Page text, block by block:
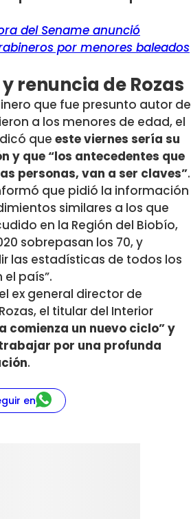
del Sename anunció
por menores baleados
renuncia de Rozas
que fue presunto autor de
a los menores de edad, el
que este viernes sería su
y que “los antecedentes que
personas, van a ser claves”.
que pidió la información
similares a los que
en la Región del Biobío,
sobrepasan los 70, y
las estadísticas de todos los
país”.
ex general director de
el titular del Interior
comienza un nuevo ciclo” y
por una profunda
.
en